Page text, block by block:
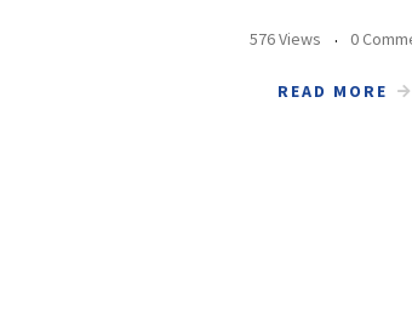
576 Views 0
READ MORE